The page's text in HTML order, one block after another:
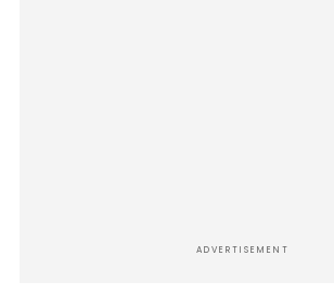
ADVERTISEMENT